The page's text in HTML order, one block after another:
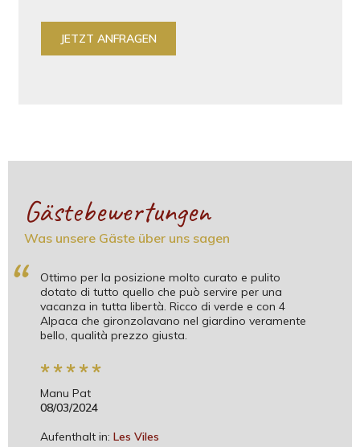
Gästebewertungen
Was unsere Gäste über uns sagen
“
Ottimo per la posizione molto curato e pulito
dotato di tutto quello che può servire per una
vacanza in tutta libertà. Ricco di verde e con 4
Alpaca che gironzolavano nel giardino veramente
bello, qualità prezzo giusta.
*****
Manu Pat
08/03/2024
Aufenthalt in: Les Viles